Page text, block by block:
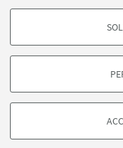
COOKIE DI
degli utenti, creare profili
di marketing.
Google/Youtube Video
©Copyright 2026 -
Bologna - Via Zamboni,
Privacy
Note legali